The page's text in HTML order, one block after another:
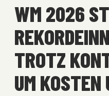
WM 2026
TROTZ
UM KOSTEN